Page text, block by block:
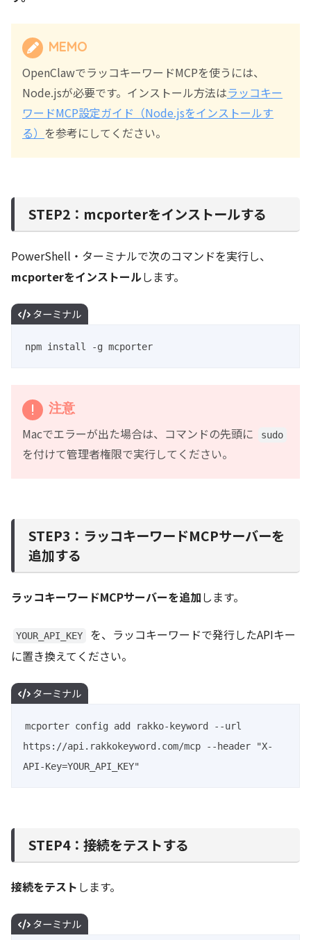
MEMO
OpenClawでラッコキーワードMCPを使うには、
Node.jsが必要です。インストール方法はラッコキー
ワードMCP設定ガイド（Node.jsをインストールす
る） を参考にしてください。
STEP2：mcporterをインストールする
PowerShell・ターミナルで次のコマンドを実行し、
mcporterをインストールします。
ターミナル
npm install -g mcporter
注意
Macでエラーが出た場合は、コマンドの先頭に
sudo
を付けて管理者権限で実行してください。
STEP3：ラッコキーワードMCPサーバーを
追加する
ラッコキーワードMCPサーバーを追加します。
YOUR_API_KEY
を、ラッコキーワードで発行したAPIキー
に置き換えてください。
ターミナル
mcporter config add rakko-keyword --url
https://api.rakkokeyword.com/mcp --header "X-
API-Key=YOUR_API_KEY"
STEP4：接続をテストする
接続をテスト します。
ターミナル